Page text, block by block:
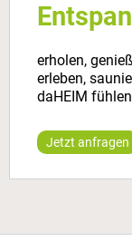
erholen,
erleben,
daHEIM fühlen
Jetzt anfragen